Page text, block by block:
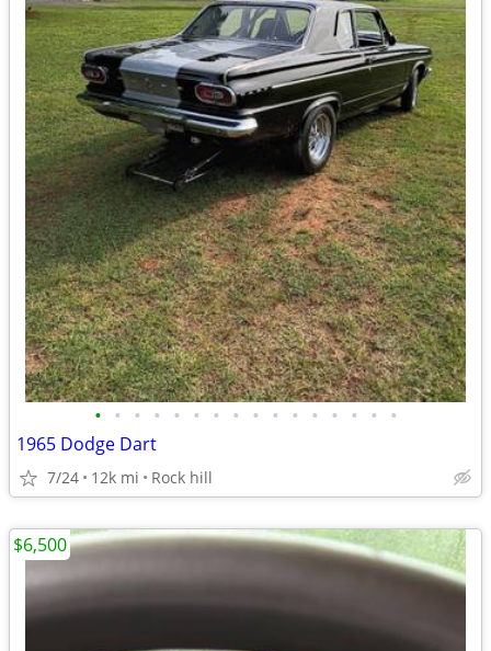
• • • • • • • • • • • • • • • •
1965 Dodge Dart
7/24 12k mi Rock hill
$6,500